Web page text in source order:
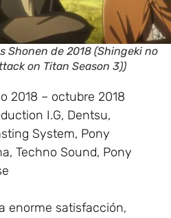
Shonen de 2018 (Shingeki no
on Titan Season 3))
2018 – octubre 2018
I.G, Dentsu,
System, Pony
Techno Sound, Pony
enorme satisfacción,